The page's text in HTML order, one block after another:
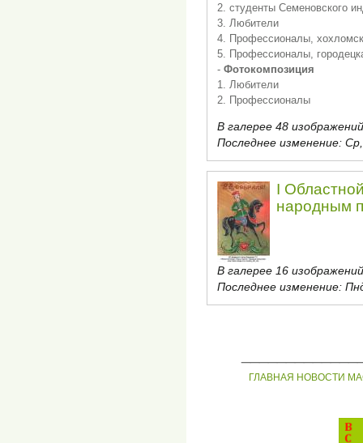
2. студенты Семеновского
3. Любители
4. Профессионалы,
5. Профессионалы,
- Фотокомпозиция
1. Любители
2. Профессионалы
В галерее 48
Последнее изменение:
I
народным
В галерее 16
Последнее изменение:
ГЛАВНАЯ НОВОСТИ